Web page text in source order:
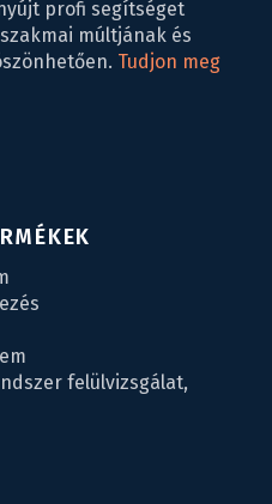
profi segítséget
múltjának és
Tudjon meg
felülvizsgálat,